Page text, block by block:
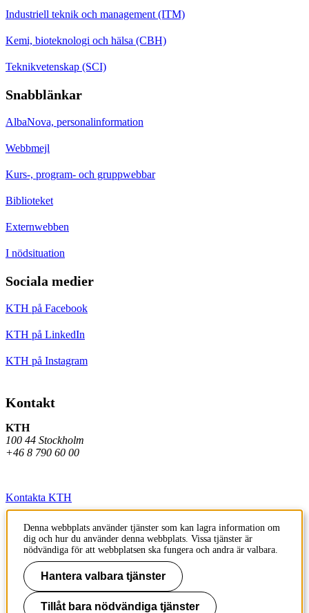
Industriell teknik och management (ITM)
Kemi, bioteknologi och hälsa (CBH)
Teknikvetenskap (SCI)
Snabblänkar
AlbaNova, personalinformation
Webbmejl
Kurs-, program- och gruppwebbar
Biblioteket
Externwebben
I nödsituation
Sociala medier
KTH på Facebook
KTH på LinkedIn
KTH på Instagram
Kontakt
KTH
100 44 Stockholm
+46 8 790 60 00
Kontakta KTH
Jobba på KTH
Press och media
Faktura och betalning KTH
Om KTH:s webbplatser
Denna webbplats använder tjänster som kan lagra information om
dig och hur du använder denna webbplats. Vissa tjänster är
nödvändiga för att webbplatsen ska fungera och andra är valbara.
Hantera valbara tjänster
Tillåt bara nödvändiga tjänster